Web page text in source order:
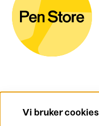
Vi bruker cookies